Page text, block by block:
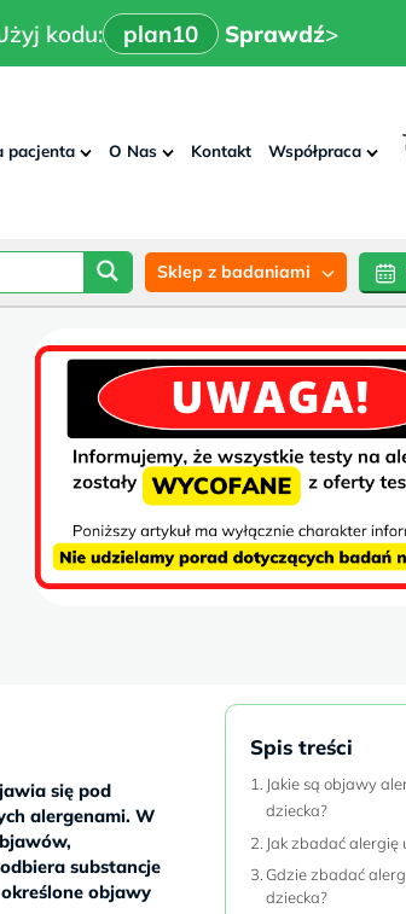
kodu: plan10 Sprawdź>
plan10 Sprawdź>
pacjenta O Nas Kontakt Współpraca
Sklep z badaniami
się pod
alergenami. W
substancje
objawy
Spis treści
Jakie są objawy
dziecka?
Jak zbadać alergię
Gdzie zbadać
dziecka?